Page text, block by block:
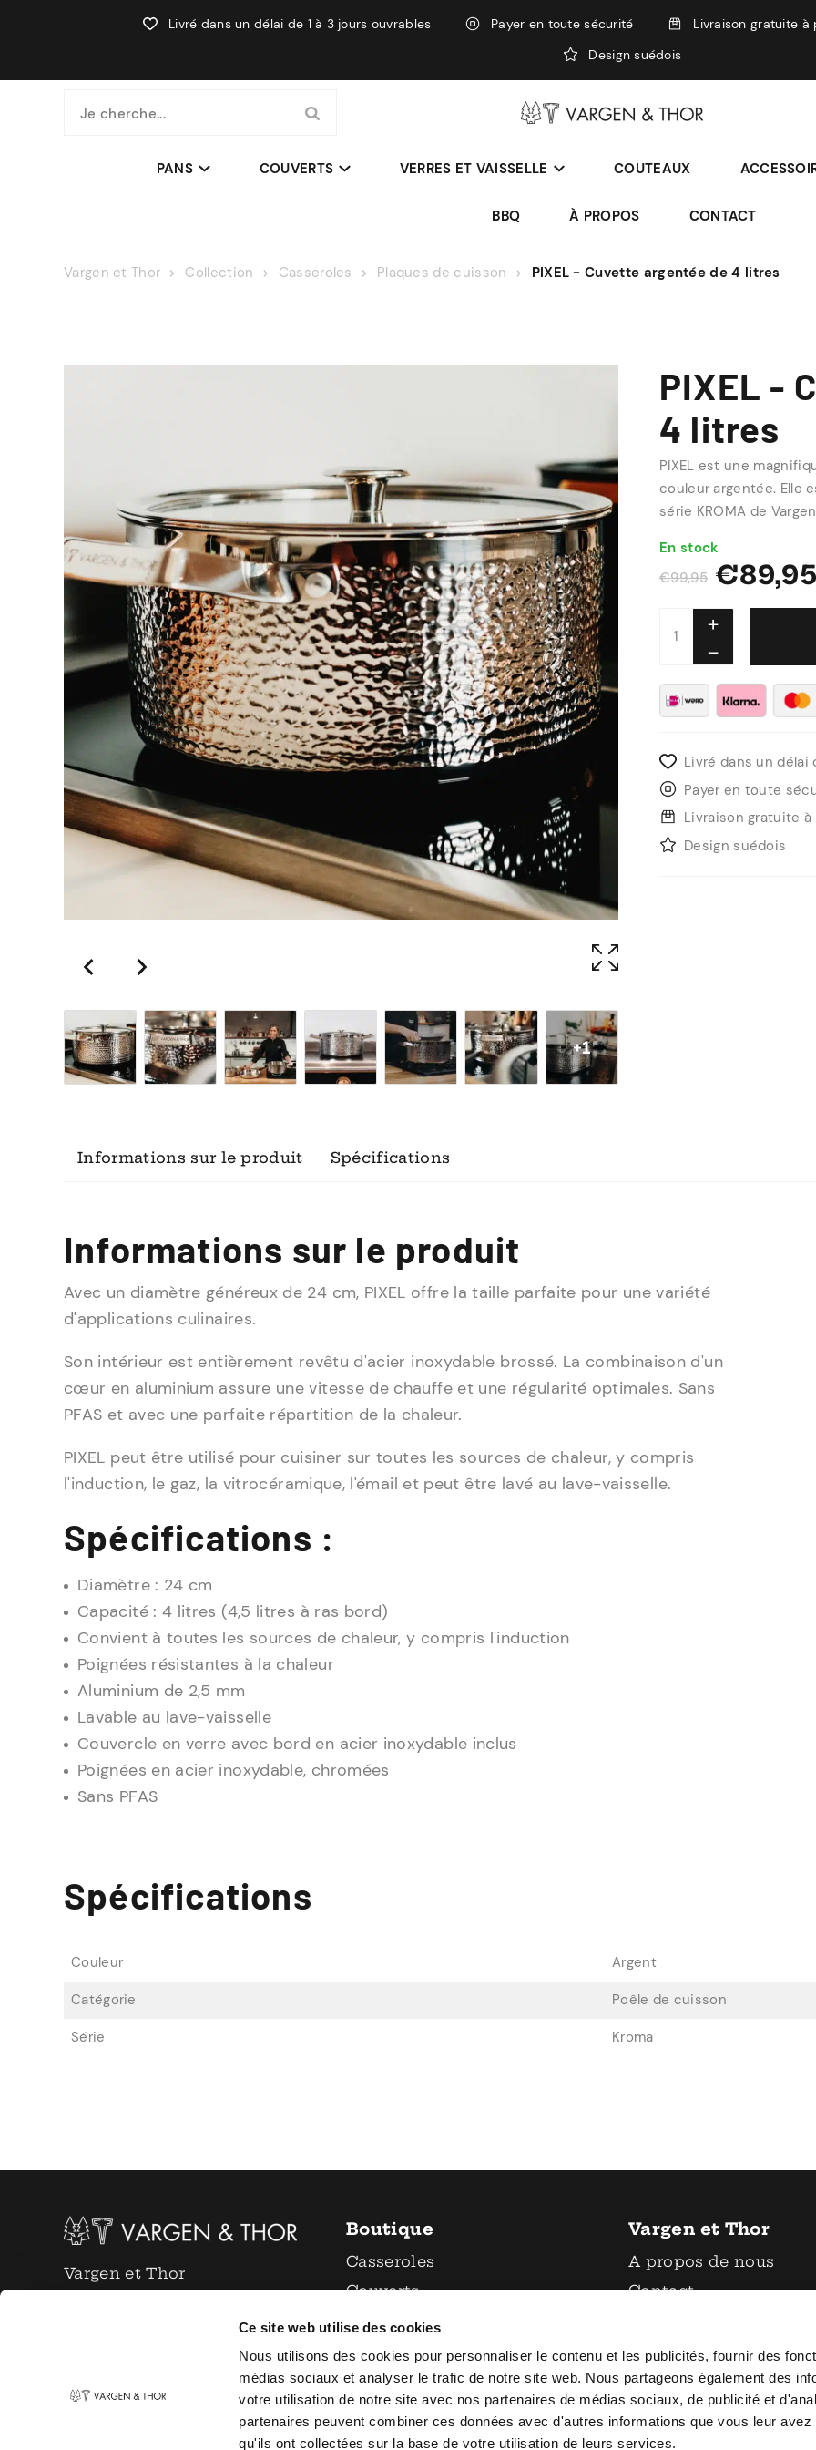
Ce site web utilise des cookies
Nous utilisons des cookies pour personnaliser le contenu et les publicités, fournir des
médias sociaux et analyser le trafic de notre site web. Nous partageons également des
votre utilisation de notre site avec nos partenaires de médias sociaux, de publicité et
partenaires peuvent combiner ces données avec d'autres informations que vous leur avez
qu'ils ont collectées sur la base de votre utilisation de leurs services.
Livré dans un délai de 1 à 3 jours ouvrables Payer en toute sécurité
Livraison gratuite
Design suédois
Je cherche...
PANS COUVERTS VERRES ET VAISSELLE COUTEAUX
BBQ À PROPOS CONTACT
Vargen et Thor Collection Casseroles Plaques de cuisson PIXEL - Cuvette argentée de 4 litres
+1
PIXEL -
4 litres
PIXEL est une
couleur argentée. Elle
série KROMA de
En stock
€99,95 €89,95
Livré dans un délai
Payer en toute
Livraison gratuite
Design suédois
Informations sur le produit Spécifications
Informations sur le produit
Avec un diamètre généreux de 24 cm, PIXEL offre la taille parfaite pour une variété
d'applications culinaires.
Son intérieur est entièrement revêtu d'acier inoxydable brossé. La combinaison d'un
cœur en aluminium assure une vitesse de chauffe et une régularité optimales. Sans
PFAS et avec une parfaite répartition de la chaleur.
PIXEL peut être utilisé pour cuisiner sur toutes les sources de chaleur, y compris
l'induction, le gaz, la vitrocéramique, l'émail et peut être lavé au lave-vaisselle.
Spécifications :
Diamètre : 24 cm
Capacité : 4 litres (4,5 litres à ras bord)
Convient à toutes les sources de chaleur, y compris l'induction
Poignées résistantes à la chaleur
Aluminium de 2,5 mm
Lavable au lave-vaisselle
Couvercle en verre avec bord en acier inoxydable inclus
Poignées en acier inoxydable, chromées
Sans PFAS
Spécifications
Couleur Argent
Catégorie Poêle de cuisson
Série Kroma
Vargen et Thor
Chambre de commerce :
66572231
Boutique
Casseroles
Couverts
Verres et vaisselle
Couteaux
Accessoires de cuisine
Série
Vente
Vargen et Thor
A propos de nous
Contact
Conditions générales
d'utilisation
Déclaration de
confidentialité